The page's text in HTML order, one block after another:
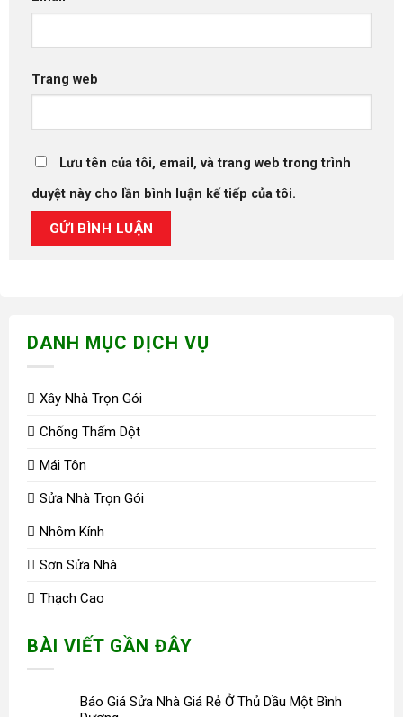
DANH MỤC DỊCH VỤ
Xây Nhà Trọn Gói
Chống Thấm Dột
Mái Tôn
Sửa Nhà Trọn Gói
Nhôm Kính
Sơn Sửa Nhà
Thạch Cao
BÀI VIẾT GẦN ĐÂY
Báo Giá Sửa Nhà Giá Rẻ Ở Thủ Dầu Một Bình
Trang web
Lưu tên của tôi, email, và trang web trong trình
duyệt này cho lần bình luận kế tiếp của tôi.